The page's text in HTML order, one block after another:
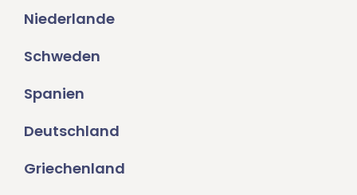
Niederlande
Schweden
Spanien
Deutschland
Griechenland